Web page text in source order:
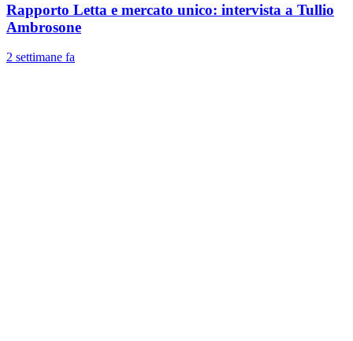
Rapporto Letta e mercato unico: intervista a Tullio
Ambrosone
2 settimane fa